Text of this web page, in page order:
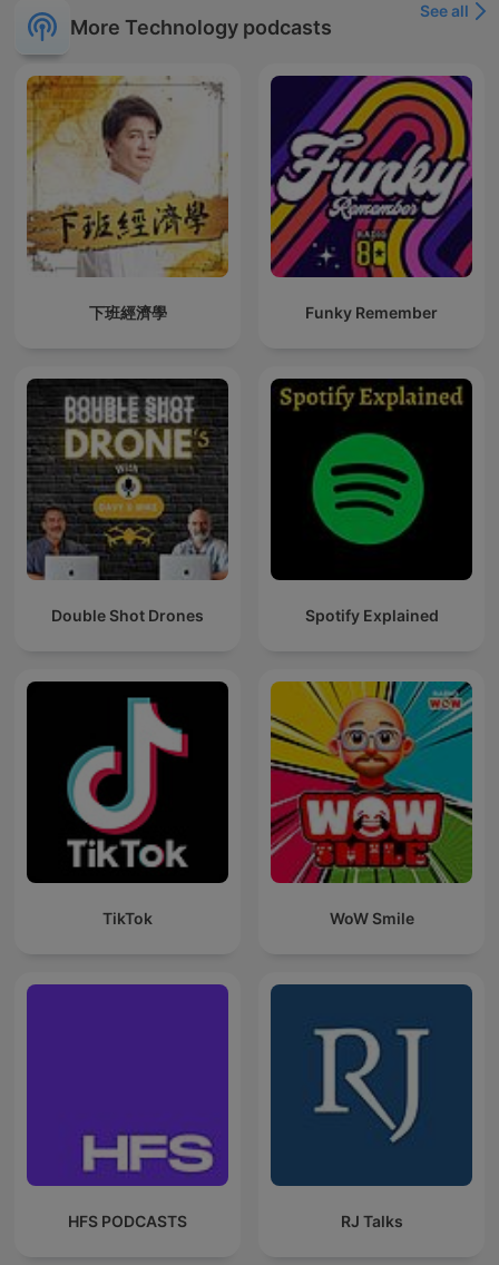
More Technology podcasts
See all
下班經濟學 Funky Remember
Double Shot Drones Spotify Explained
TikTok WoW Smile
HFS PODCASTS RJ Talks